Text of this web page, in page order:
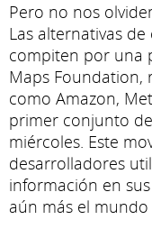
Pero no nos
Las alternativas
compiten por una
Maps Foundation,
como Amazon,
primer conjunto
miércoles. Este
desarrolladores
información en
aún más el